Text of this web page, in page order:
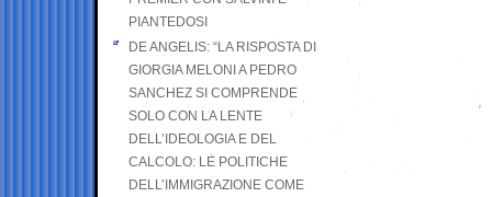
PIANTEDOSI
DE ANGELIS: “LA RISPOSTA DI
GIORGIA MELONI A PEDRO
SANCHEZ SI COMPRENDE
SOLO CON LA LENTE
DELL’IDEOLOGIA E DEL
CALCOLO: LE POLITICHE
DELL’IMMIGRAZIONE COME